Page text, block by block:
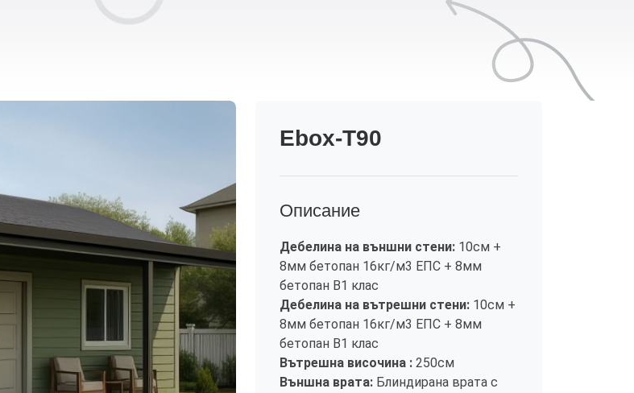
Ebox-T90
Описание
Дебелина на външни стени: 10см +
8мм бетопан 16кг/м3 ЕПС + 8мм
бетопан B1 клас
Дебелина на вътрешни стени: 10см +
8мм бетопан 16кг/м3 ЕПС + 8мм
бетопан B1 клас
Вътрешна височина : 250см
Външна врата: Блиндирана врата с